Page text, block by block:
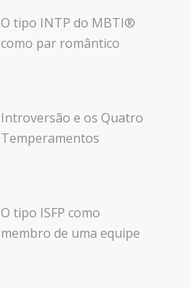
O tipo INTP do MBTI®
como par romântico
Introversão e os Quatro
Temperamentos
O tipo ISFP como
membro de uma equipe